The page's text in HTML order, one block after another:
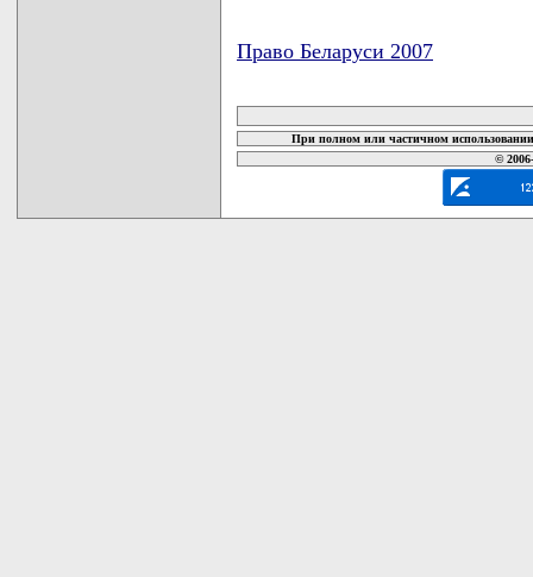
Право Беларуси 2007
При полном или частичном
©